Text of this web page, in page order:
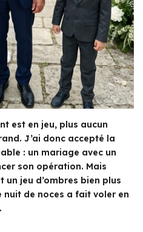
est en jeu, plus aucun
J’ai donc accepté la
: un mariage avec un
son opération. Mais
un jeu d’ombres bien plus
nuit de noces a fait voler en